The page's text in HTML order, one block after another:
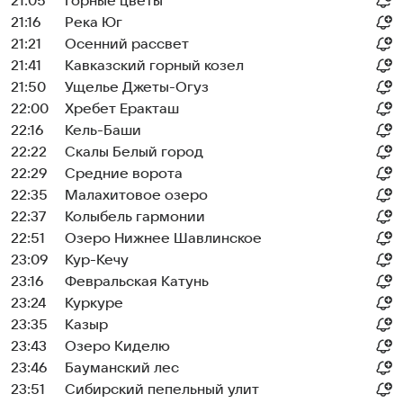
21:16
Река Юг
21:21
Осенний рассвет
21:41
Кавказский горный козел
21:50
Ущелье Джеты-Огуз
22:00
Хребет Еракташ
22:16
Кель-Баши
22:22
Скалы Белый город
22:29
Средние ворота
22:35
Малахитовое озеро
22:37
Колыбель гармонии
22:51
Озеро Нижнее Шавлинское
23:09
Кур-Кечу
23:16
Февральская Катунь
23:24
Куркуре
23:35
Казыр
23:43
Озеро Киделю
23:46
Бауманский лес
23:51
Сибирский пепельный улит